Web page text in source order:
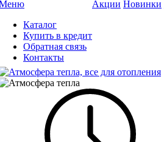
Каталог
Купить в кредит
Обратная связь
Контакты
Акции Новинки